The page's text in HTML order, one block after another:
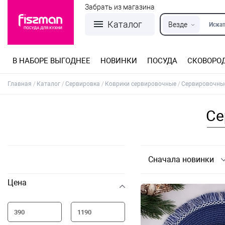
Каталог Везде
Забрать из магазина
В НАБОРЕ ВЫГОДНЕЕ НОВИНКИ ПОСУДА
Главная Каталог Сервировка Коврики сервировочные
Цена
Сначала новинки